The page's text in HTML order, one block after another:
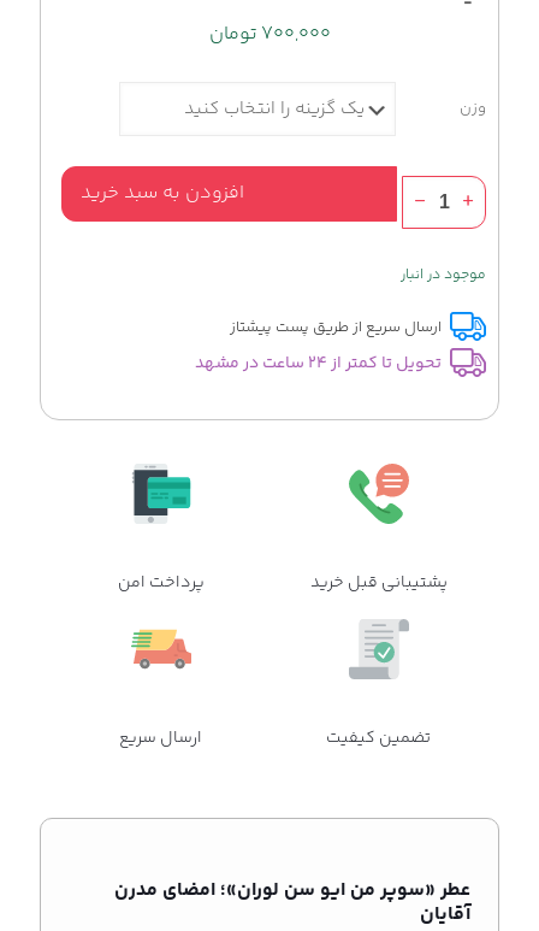
۷۰۰,۰۰۰ تومان
وزن
عطر
سوپر
من
لوران
افزودن به سبد خرید
موجود در انبار
ارسال سریع از طریق پست پیشتاز
تحویل تا کمتر از 24 ساعت در مشهد
پشتیبانی قبل خرید پرداخت امن
تضمین کیفیت ارسال سریع
عطر «سوپر من ایو سن لوران»؛ امضای مدرن
آقایان